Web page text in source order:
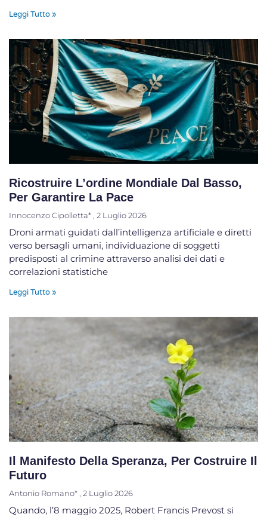
Leggi Tutto »
Ricostruire L’ordine Mondiale Dal Basso,
Per Garantire La Pace
Innocenzo Cipolletta* 2 Luglio 2026
Droni armati guidati dall’intelligenza artificiale e diretti
verso bersagli umani, individuazione di soggetti
predisposti al crimine attraverso analisi dei dati e
correlazioni statistiche
Leggi Tutto »
Il Manifesto Della Speranza, Per Costruire Il
Futuro
Antonio Romano* 2 Luglio 2026
Quando, l’8 maggio 2025, Robert Francis Prevost si